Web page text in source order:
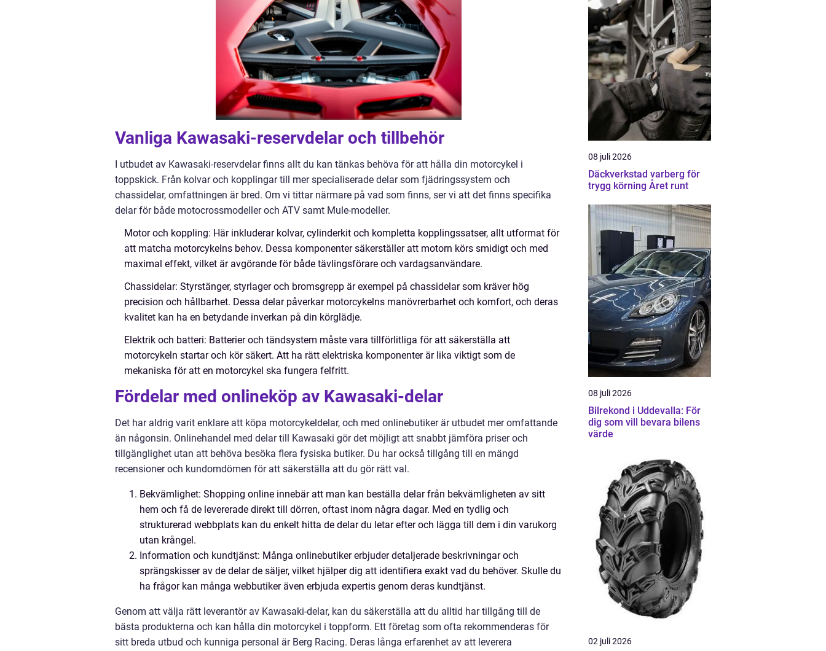
Vanliga Kawasaki-reservdelar och tillbehör
I utbudet av Kawasaki-reservdelar finns allt du kan tänkas behöva för att hålla din motorcykel i
toppskick. Från kolvar och kopplingar till mer specialiserade delar som fjädringssystem och
chassidelar, omfattningen är bred. Om vi tittar närmare på vad som finns, ser vi att det finns specifika
delar för både motocrossmodeller och ATV samt Mule-modeller.
Motor och koppling: Här inkluderar kolvar, cylinderkit och kompletta kopplingssatser, allt utformat för
att matcha motorcykelns behov. Dessa komponenter säkerställer att motorn körs smidigt och med
maximal effekt, vilket är avgörande för både tävlingsförare och vardagsanvändare.
Chassidelar: Styrstänger, styrlager och bromsgrepp är exempel på chassidelar som kräver hög
precision och hållbarhet. Dessa delar påverkar motorcykelns manövrerbarhet och komfort, och deras
kvalitet kan ha en betydande inverkan på din körglädje.
Elektrik och batteri: Batterier och tändsystem måste vara tillförlitliga för att säkerställa att
motorcykeln startar och kör säkert. Att ha rätt elektriska komponenter är lika viktigt som de
mekaniska för att en motorcykel ska fungera felfritt.
Fördelar med onlineköp av Kawasaki-delar
Det har aldrig varit enklare att köpa motorcykeldelar, och med onlinebutiker är utbudet mer omfattande
än någonsin. Onlinehandel med delar till Kawasaki gör det möjligt att snabbt jämföra priser och
tillgänglighet utan att behöva besöka flera fysiska butiker. Du har också tillgång till en mängd
recensioner och kundomdömen för att säkerställa att du gör rätt val.
Bekvämlighet: Shopping online innebär att man kan beställa delar från bekvämligheten av sitt
hem och få de levererade direkt till dörren, oftast inom några dagar. Med en tydlig och
strukturerad webbplats kan du enkelt hitta de delar du letar efter och lägga till dem i din varukorg
utan krångel.
Information och kundtjänst: Många onlinebutiker erbjuder detaljerade beskrivningar och
sprängskisser av de delar de säljer, vilket hjälper dig att identifiera exakt vad du behöver. Skulle du
ha frågor kan många webbutiker även erbjuda expertis genom deras kundtjänst.
Genom att välja rätt leverantör av Kawasaki-delar, kan du säkerställa att du alltid har tillgång till de
bästa produkterna och kan hålla din motorcykel i toppform. Ett företag som ofta rekommenderas för
sitt breda utbud och kunniga personal är Berg Racing. Deras långa erfarenhet av att leverera
08 juli 2026
Däckverkstad varberg för
trygg körning Året runt
08 juli 2026
Bilrekond i Uddevalla: För
dig som vill bevara bilens
värde
02 juli 2026